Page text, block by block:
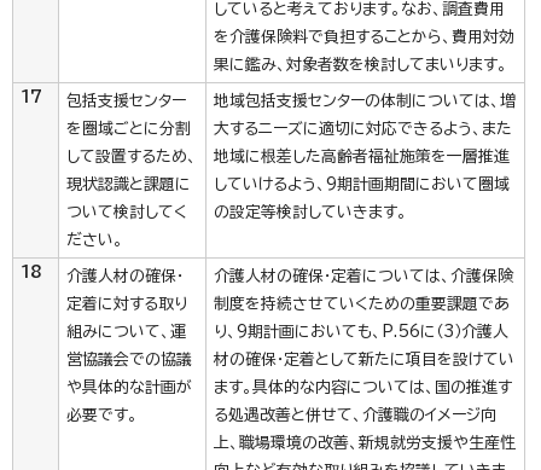
していると考えております。なお、調査費用
を介護保険料で負担することから、費用対効
果に鑑み、対象者数を検討してまいります。
17
包括支援センター
を圏域ごとに分割
して設置するため、
現状認識と課題に
ついて検討してく
ださい。
地域包括支援センターの体制については、増
大するニーズに適切に対応できるよう、また
地域に根差した高齢者福祉施策を一層推進
していけるよう、9期計画期間において圏域
の設定等検討していきます。
18
介護人材の確保・
定着に対する取り
組みについて、運
営協議会での協議
や具体的な計画が
必要です。
介護人材の確保・定着については、介護保険
制度を持続させていくための重要課題であ
り、9期計画においても、P.56に（3）介護人
材の確保・定着として新たに項目を設けてい
ます。具体的な内容については、国の推進す
る処遇改善と併せて、介護職のイメージ向
上、職場環境の改善、新規就労支援や生産性